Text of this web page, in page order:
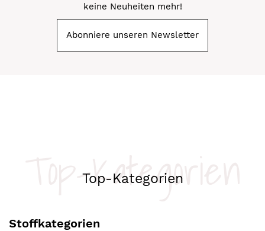
keine Neuheiten mehr!
Abonniere unseren Newsletter
Top-Kategorien
Top-Kategorien
Stoffkategorien